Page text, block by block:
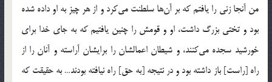
من آنجا زنی را یافتم که بر آن‌ها سلطنت می‌کرد و از هر چیز به او داده شده
بود و تختی بزرگ داشت، او و قومش را چنین یافتیم که به جای خدا برای
خورشید سجده می‌کنند، و شیطان اعمالشان را برایشان آراسته و آنان را از
راه [راست‌] باز داشته بود و در نتیجه [به حق‌] راه نیافته بودند… به حقیقت که